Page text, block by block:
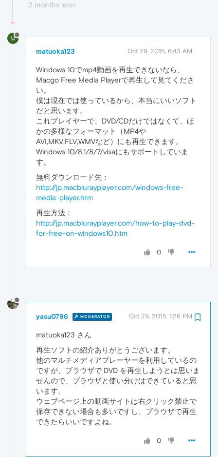
2 months later
M
matuoka123 Oct 29, 2015, 6:43 AM
Windows 10でmp4動画を再生できないなら、
Macgo Free Media Playerで再生して見てくださ
い。
僕は現在では使っているから、本当にいいソフト
だと思います。
これプレイヤーで、DVD/CDだけではなくて、ほ
かの多様なフォーマット（MP4や
AVI,MKV,FLV,WMVなど）にも再生できます。
Windows 10/8.1/8/7/visaにもサポートしていま
す。
無料ダウンロード先：
http://jp.macblurayplayer.com/windows-free-
media-player.htm
再生方法：
http://jp.macblurayplayer.com/how-to-play-dvd-
for-free-on-windows10.htm
0
yasu0796 MODERATOR Oct 29, 2015, 1:26 PM
matuoka123 さん
再生ソフトの紹介ありがとうございます。
他のマルチメディアプレーヤーを利用しているの
ですが、ブラウザで DVD を再生しようとは思いま
せんので、ブラウザと使い分けはできていると思
います。
ウェブページ上の動画サイトは右クリック禁止で
保存できない場合も多いですし、ブラウザで再生
できたらいいですよね。
0